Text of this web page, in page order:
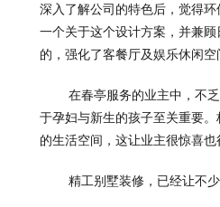
深入了解公司的特色后，觉得
一个关于这个设计方案，并兼
的，强化了客餐厅及娱乐休闲
在春亭服务的业主中，不
于孕妇与新生的孩子至关重要
的生活空间，这让业主很惊喜也
精工别墅装修，已经让不